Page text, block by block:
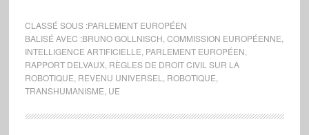
CLASSÉ SOUS :PARLEMENT EUROPÉEN
BALISÉ AVEC :BRUNO GOLLNISCH COMMISSION EUROPÉENNE
INTELLIGENCE ARTIFICIELLE PARLEMENT EUROPÉEN
RAPPORT DELVAUX, RÈGLES DE DROIT CIVIL SUR LA
ROBOTIQUE REVENU UNIVERSEL ROBOTIQUE
TRANSHUMANISME UE